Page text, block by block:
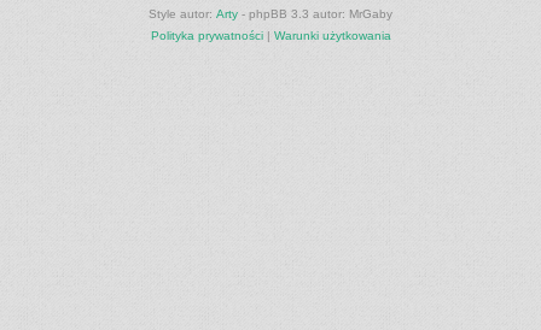
Style autor: Arty - phpBB 3.3 autor: MrGaby
Polityka prywatności| Warunki użytkowania